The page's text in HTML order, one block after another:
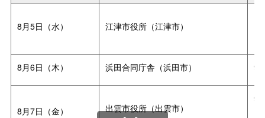
8月5日（水） 江津市役所（江津市）
8月6日（木） 浜田合同庁舎（浜田市）
8月7日（金） 出雲市役所（出雲市）